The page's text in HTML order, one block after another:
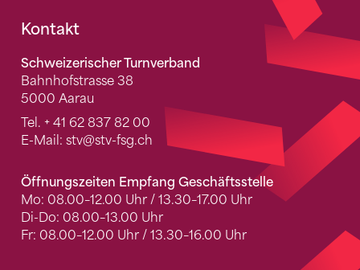
Fusszeile
Kontakt
Schweizerischer Turnverband
Bahnhofstrasse 38
5000 Aarau
Tel. + 41 62 837 82 00
E-Mail: stv@stv-fsg.ch
Öffnungszeiten Empfang Geschäftsstelle
Mo: 08.00–12.00 Uhr / 13.30–17.00 Uhr
Di-Do: 08.00–13.00 Uhr
Fr: 08.00–12.00 Uhr / 13.30–16.00 Uhr